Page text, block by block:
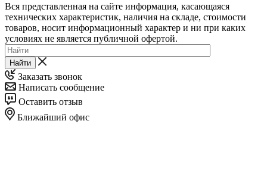
Вся представленная на сайте информация, касающаяся
технических характеристик, наличия на складе, стоимости
товаров, носит информационный характер и ни при каких
условиях не является публичной офертой.
Найти
Заказать звонок
Написать сообщение
Оставить отзыв
Ближайший офис